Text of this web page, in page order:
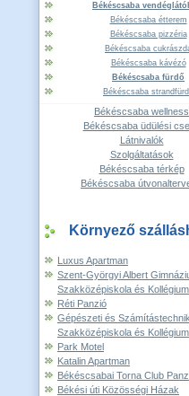
Békéscsaba
Békéscsaba étterem
Békéscsaba pizzéria
Békéscsaba
Békéscsaba kávézó
Békéscsaba fürdő
Békéscsaba
Békéscsaba wellness
Békéscsaba üdülési
Látnivalók
Szolgáltatások
Békéscsaba térkép
Békéscsaba
Környező
Luxus Apartman
Szent-Györgyi Albert
Szakközépiskola és Kollégium
Réti Panzió
Gépészeti és
Szakközépiskola és Kollégium
Park Motel
Katalin Apartman
Békéscsabai Torna Club
Békési úti Közösségi Házak